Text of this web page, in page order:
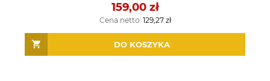
159,00 zł
Cena netto: 129,27 zł
DO KOSZYKA